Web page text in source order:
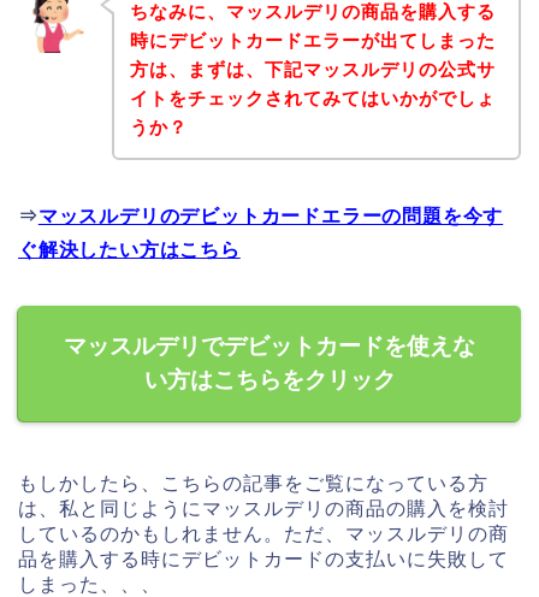
ちなみに、マッスルデリの商品を購入する
時にデビットカードエラーが出てしまった
方は、まずは、下記マッスルデリの公式サ
イトをチェックされてみてはいかがでしょ
うか？
⇒マッスルデリのデビットカードエラーの問題を今す
ぐ解決したい方はこちら
マッスルデリでデビットカードを使えな
い方はこちらをクリック
もしかしたら、こちらの記事をご覧になっている方
は、私と同じようにマッスルデリの商品の購入を検討
しているのかもしれません。ただ、マッスルデリの商
品を購入する時にデビットカードの支払いに失敗して
しまった、、、